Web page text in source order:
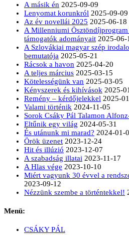
A másik én 2025-09-09
Lenyomat korunkról 2025-09-09
Az év novellái 2025 2025-06-18
A Millenniumi
támogatók adományait 2025-06-
A Szlovákiai magyar szép
bemutatója 2025-05-21
Rácsok a havon 2025-04-20
A teljes március 2025-03-15
Kötelességünk van 2025-03-05
Kényszerek és kihívások 2025-
Remény – kérdőjelekkel 2025-
Valami történik 2024-11-05
Sorok Csáky Pál Talamon
Eltűnik egy világ 2024-05-31
És utánunk mi marad? 2024-01-
Örök üzenet 2023-12-24
Hit és illúzió 2023-12-07
A szabadság illatai 2023-11-17
A Hlas vége 2023-10-10
Miért vagyunk 30 évvel a
2023-09-12
Nézzünk szembe a történtekkel!
Menü:
CSÁKY PÁL